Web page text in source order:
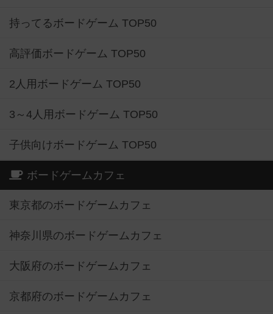
持ってるボードゲーム TOP50
高評価ボードゲーム TOP50
2人用ボードゲーム TOP50
3～4人用ボードゲーム TOP50
子供向けボードゲーム TOP50
ボードゲームカフェ
東京都のボードゲームカフェ
神奈川県のボードゲームカフェ
大阪府のボードゲームカフェ
京都府のボードゲームカフェ